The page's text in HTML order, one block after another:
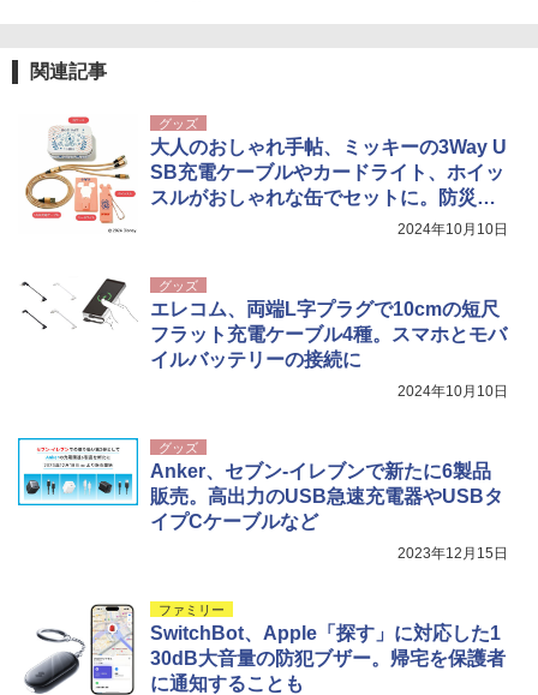
関連記事
グッズ
大人のおしゃれ手帖、ミッキーの3Way U
SB充電ケーブルやカードライト、ホイッ
スルがおしゃれな缶でセットに。防災に
2024年10月10日
グッズ
エレコム、両端L字プラグで10cmの短尺
フラット充電ケーブル4種。スマホとモバ
イルバッテリーの接続に
2024年10月10日
グッズ
Anker、セブン-イレブンで新たに6製品
販売。高出力のUSB急速充電器やUSBタ
イプCケーブルなど
2023年12月15日
ファミリー
SwitchBot、Apple「探す」に対応した1
30dB大音量の防犯ブザー。帰宅を保護者
に通知することも